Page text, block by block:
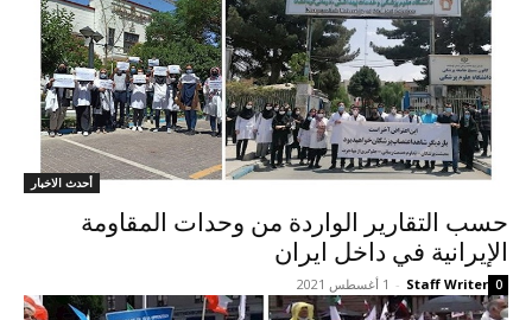
أحدث الاخبار
حسب التقارير الواردة من وحدات المقاومة
الإيرانية في داخل ایران
Staff Writer
- 1 أغسطس 2021 0